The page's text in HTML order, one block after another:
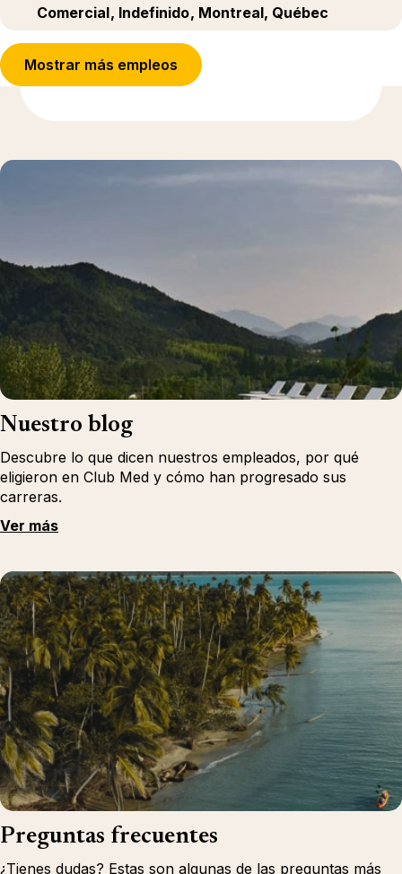
Comercial, Indefinido, Montreal, Québec
Mostrar más empleos
Nuestro blog
Descubre lo que dicen nuestros empleados, por qué
eligieron en Club Med y cómo han progresado sus
carreras.
Ver más
Preguntas frecuentes
¿Tienes dudas? Estas son algunas de las preguntas más